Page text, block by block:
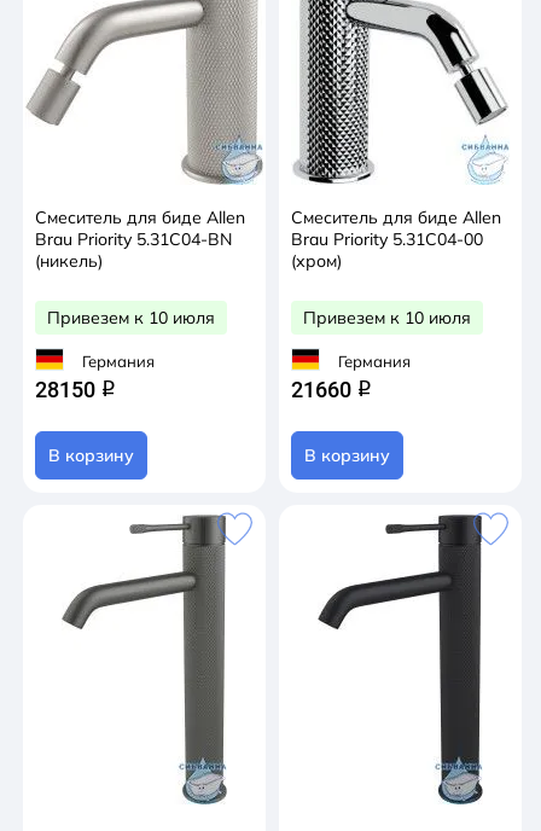
Смеситель для биде Allen
Brau Priority 5.31С04-BN
(никель)
Привезем к 10 июля
Германия
28150 q
В корзину
Смеситель для биде Allen
Brau Priority 5.31С04-00
(хром)
Привезем к 10 июля
Германия
21660 q
В корзину